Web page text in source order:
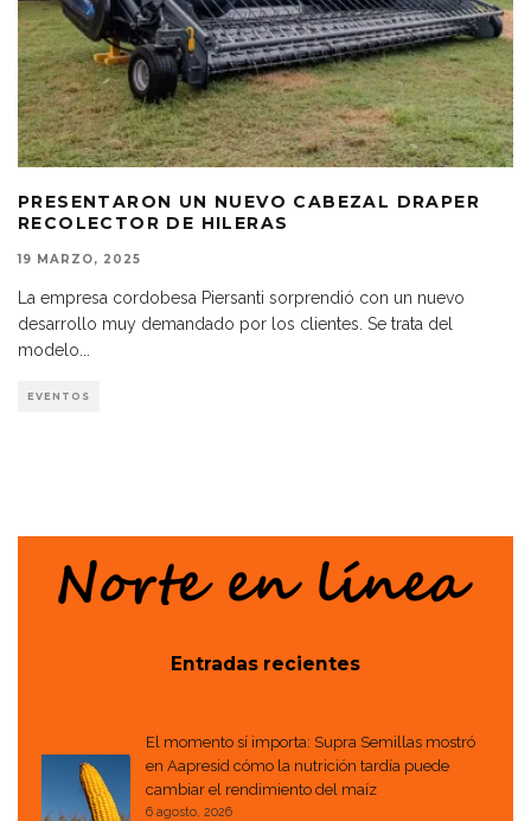
PRESENTARON UN NUEVO CABEZAL DRAPER
RECOLECTOR DE HILERAS
19 MARZO, 2025
La empresa cordobesa Piersanti sorprendió con un nuevo
desarrollo muy demandado por los clientes. Se trata del
modelo...
EVENTOS
Entradas recientes
El momento sí importa: Supra Semillas mostró
en Aapresid cómo la nutrición tardía puede
cambiar el rendimiento del maíz
6 agosto, 2026